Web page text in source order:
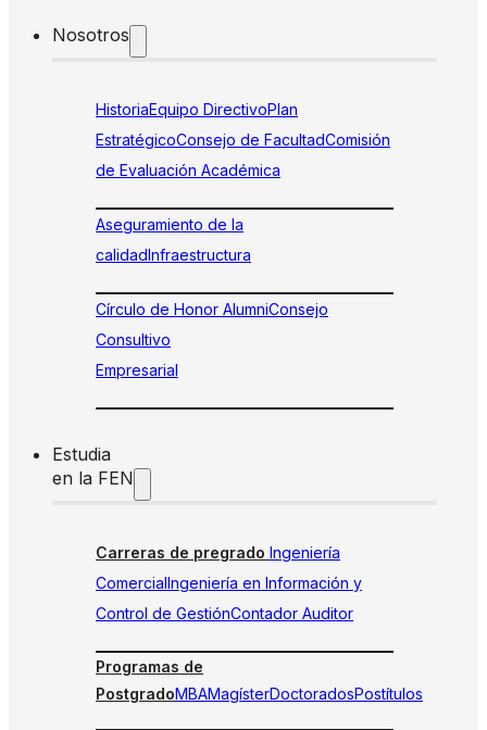
Nosotros
HistoriaEquipo DirectivoPlan
EstratégicoConsejo de FacultadComisión
de Evaluación Académica
Aseguramiento de la
calidadInfraestructura
Círculo de Honor AlumniConsejo
Consultivo
Empresarial
Estudia
en la FEN
Carreras de pregrado Ingeniería
ComercialIngeniería en Información y
Control de GestiónContador Auditor
Programas de
PostgradoMBAMagísterDoctoradosPostítulos